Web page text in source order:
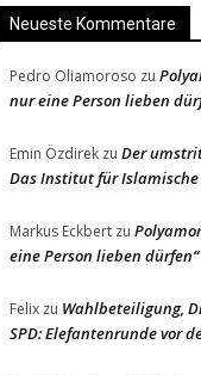
Neueste Kommentare
Pedro Oliamoroso zu
nur eine Person lieben
Emin Özdirek zu Der
Das Institut für Islamische
Markus Eckbert zu
eine Person lieben dürfen“
Felix zu Wahlbeteiligung,
SPD: Elefantenrunde vor